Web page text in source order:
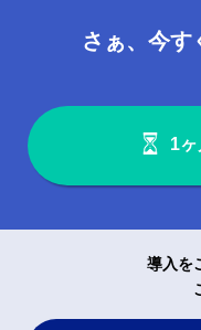
さぁ、今す
1
導入を